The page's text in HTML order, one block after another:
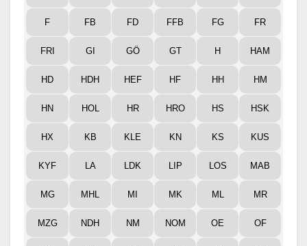
F FB FD FFB FG FR
FRI GI GÖ GT H HAM
HD HDH HEF HF HH HM
HN HOL HR HRO HS HSK
HX KB KLE KN KS KUS
KYF LA LDK LIP LOS MAB
MG MHL MI MK ML MR
MZG NDH NM NOM OE OF